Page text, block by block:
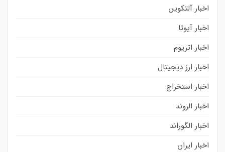
اخبار آلتکوین
اخبار آیوتا
اخبار اتریوم
اخبار ارز دیجیتال
اخبار استخراج
اخبار الروند
اخبار الگوراند
اخبار ایران